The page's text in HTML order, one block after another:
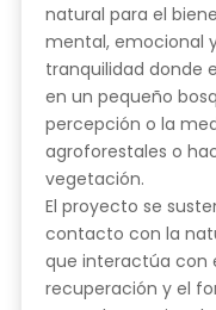
natural para el
mental, emocional
tranquilidad donde
en un pequeño
percepción o la
agroforestales o
vegetación.
El proyecto se
contacto con la
que interactúa con
recuperación y el